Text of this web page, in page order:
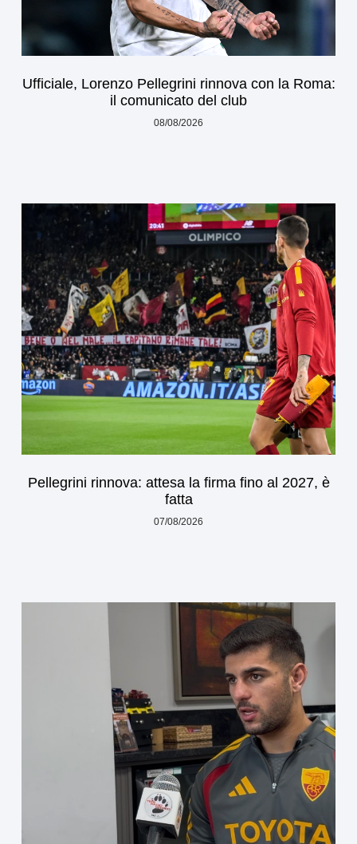
Ufficiale, Lorenzo Pellegrini rinnova con la Roma:
il comunicato del club
08/08/2026
Pellegrini rinnova: attesa la firma fino al 2027, è
fatta
07/08/2026